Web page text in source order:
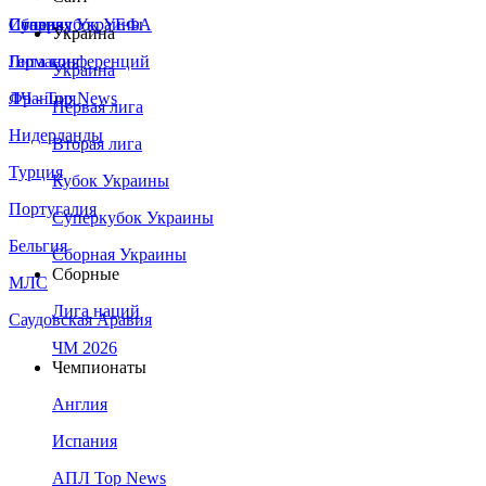
Сборная Украины
Италия
Германия
Франция
Нидерланды
Турция
Португалия
Бельгия
МЛС
Саудовская Аравия
Суперкубок УЕФА
Лига конференций
ЛЧ - Top News
Украина
Украина
Первая лига
Вторая лига
Кубок Украины
Суперкубок Украины
Сборная Украины
Сборные
Лига наций
ЧМ 2026
Чемпионаты
Англия
Испания
АПЛ Top News